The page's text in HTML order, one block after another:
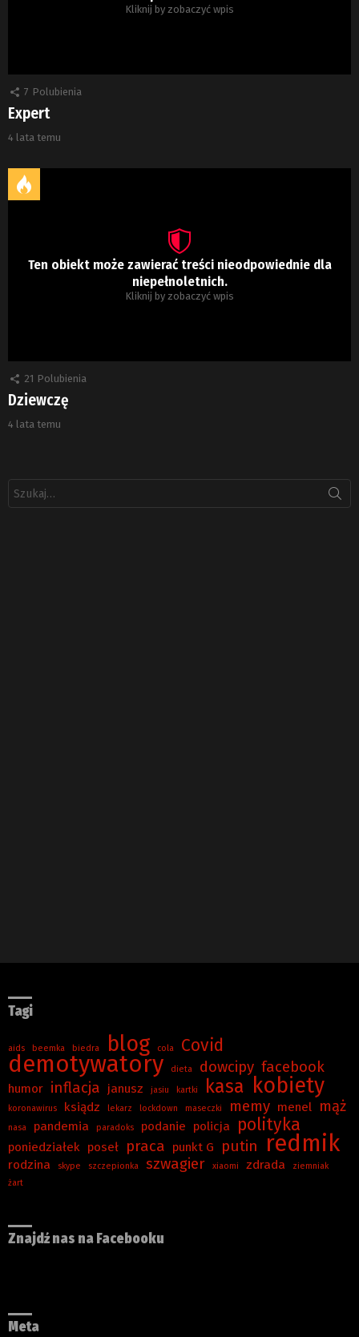
Kliknij by zobaczyć wpis
7 Polubienia
Expert
4 lata temu
Ten obiekt może zawierać treści nieodpowiednie dla
niepełnoletnich.
Kliknij by zobaczyć wpis
21 Polubienia
Dziewczę
4 lata temu
Tagi
aids beemka biedra blog cola Covid
demotywatory dieta dowcipy facebook
humor inflacja janusz jasiu kartki kasa kobiety
koronawirus ksiądz lekarz lockdown maseczki memy menel mąż
nasa pandemia paradoks podanie policja polityka
poniedziałek poseł praca punkt G putin redmik
rodzina skype szczepionka szwagier xiaomi zdrada
ziemniak
żart
Znajdź nas na Facebooku
Meta